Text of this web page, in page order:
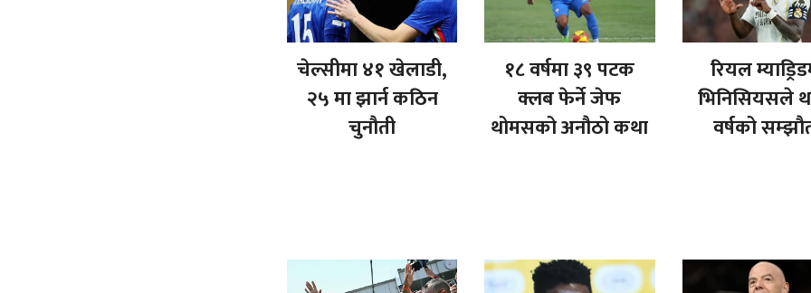
चेल्सीमा ४१ खेलाडी,
२५ मा झार्न कठिन
चुनौती
१८ वर्षमा ३९ पटक
क्लब फेर्ने जेफ
थोमसको अनौठो कथा
रियल
भिनिसियसले
वर्षको